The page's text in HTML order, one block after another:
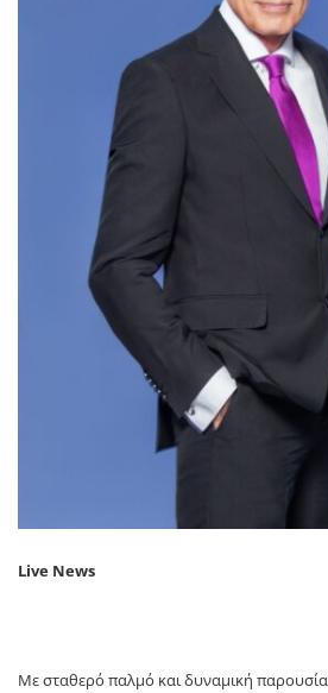
Live News
Με σταθερό παλμό και δυναμική